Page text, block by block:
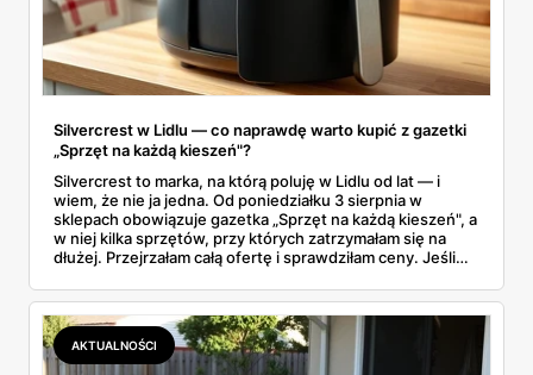
Silvercrest w Lidlu — co naprawdę warto kupić z gazetki
„Sprzęt na każdą kieszeń"?
Silvercrest to marka, na którą poluję w Lidlu od lat — i
wiem, że nie ja jedna. Od poniedziałku 3 sierpnia w
sklepach obowiązuje gazetka „Sprzęt na każdą kieszeń", a
w niej kilka sprzętów, przy których zatrzymałam się na
dłużej. Przejrzałam całą ofertę i sprawdziłam ceny. Jeśli
faktycznie okazja — poniżej znajdziecie odpowiedź.
Uwaga: promocja trwa tylko do 8 sierpnia.
AKTUALNOŚCI